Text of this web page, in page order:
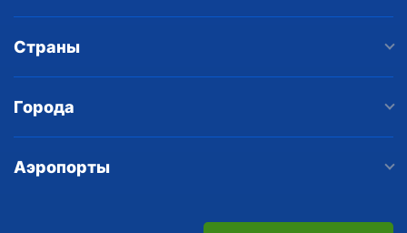
Страны
Города
Аэропорты